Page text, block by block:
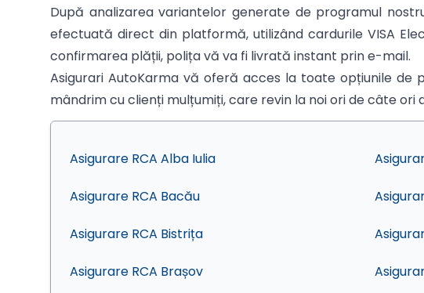
După analizarea variantelor generate de programul
efectuată direct din platformă, utilizând cardurile VISA
confirmarea plății, polița vă va fi livrată instant prin e-mail.
Asigurari AutoKarma vă oferă acces la toate opțiunile de
mândrim cu clienți mulțumiți, care revin la noi ori de câte ori
Asigurare RCA Alba Iulia
Asigurare RCA Bacău
Asigurare RCA Bistrița
Asigurare RCA Brașov